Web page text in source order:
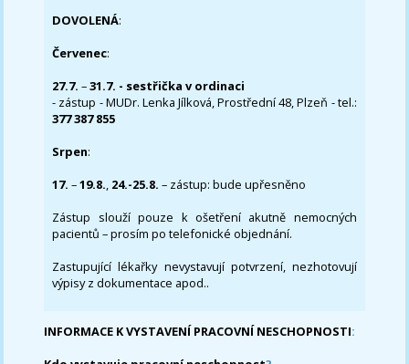
DOVOLENÁ:
Červenec:
27.7.–31.7. - sestřička v ordinaci
- zástup - MUDr. Lenka Jílková, Prostřední 48, Plzeň - tel.:
377 387 855
Srpen:
17. –19.8., 24.-25.8. – zástup: bude upřesněno
Zástup slouží pouze k ošetření akutně nemocných
pacientů – prosím po telefonické objednání.
Zastupující lékařky nevystavují potvrzení, nezhotovují
výpisy z dokumentace apod..
INFORMACE K VYSTAVENÍ PRACOVNÍ NESCHOPNOSTI: